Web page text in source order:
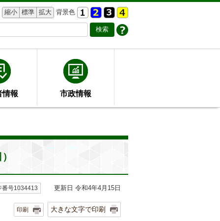
縮小 標準 拡大 背景色
情報 市政情報
番号1034413 更新日 令和4年4月15日
印刷 大きな文字で印刷